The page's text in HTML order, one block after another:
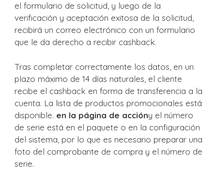
el formulario de solicitud, y luego de la
verificación y aceptación exitosa de la solicitud,
recibirá un correo electrónico con un formulario
que le da derecho a recibir cashback.
Tras completar correctamente los datos, en un
plazo máximo de 14 días naturales, el cliente
recibe el cashback en forma de transferencia a la
cuenta. La lista de productos promocionales está
disponible. en la página de accióny el número
de serie está en el paquete o en la configuración
del sistema, por lo que es necesario preparar una
foto del comprobante de compra y el número de
serie.